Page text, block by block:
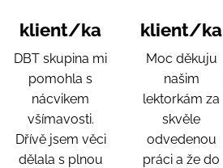
klient/ka
DBT skupina mi
pomohla s
nácvikem
všímavosti.
Dřívě jsem věci
dělala s plnou
klient/ka
Moc děkuju
našim
lektorkám za
skvěle
odvedenou
práci a že do